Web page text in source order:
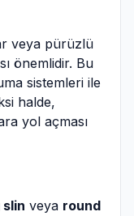
veya pürüzlü
önemlidir. Bu
sistemleri ile
halde,
yol açması
veya round